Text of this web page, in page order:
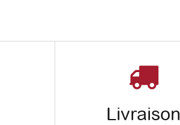
Livraison